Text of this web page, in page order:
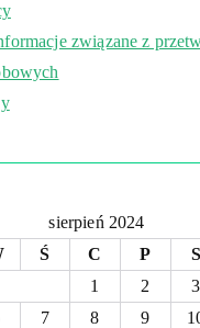
związane z
sierpień 2024
Ś C P S
1
2 3
7 8 9